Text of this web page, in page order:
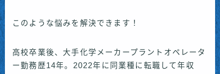
このような悩みを解決できます！
高校卒業後、大手化学メーカープラントオペレータ
ー勤務歴14年。2022年に同業種に転職して年収